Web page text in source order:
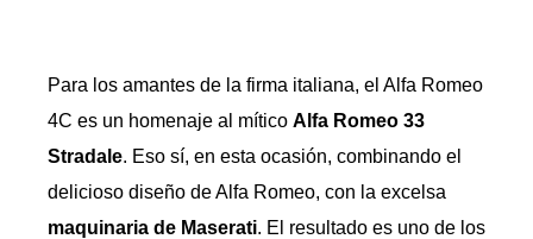
Para los amantes de la firma italiana, el Alfa Romeo
4C es un homenaje al mítico Alfa Romeo 33
Stradale. Eso sí, en esta ocasión, combinando el
delicioso diseño de Alfa Romeo, con la excelsa
maquinaria de Maserati. El resultado es uno de los